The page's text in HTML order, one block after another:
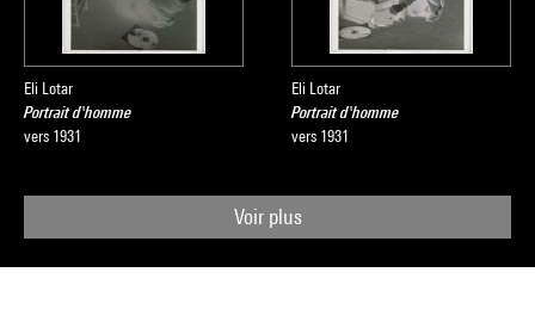
Eli Lotar
Portrait d'homme
vers 1931
Eli Lotar
Portrait d'homme
vers 1931
Voir plus